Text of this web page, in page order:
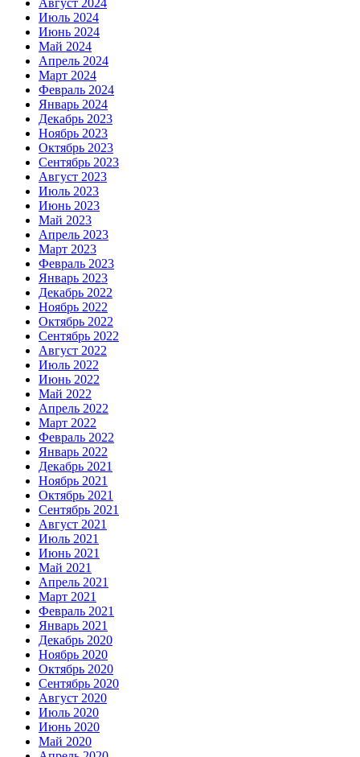
Июль 2024
Июнь 2024
Май 2024
Апрель 2024
Март 2024
Февраль 2024
Январь 2024
Декабрь 2023
Ноябрь 2023
Октябрь 2023
Сентябрь 2023
Август 2023
Июль 2023
Июнь 2023
Май 2023
Апрель 2023
Март 2023
Февраль 2023
Январь 2023
Декабрь 2022
Ноябрь 2022
Октябрь 2022
Сентябрь 2022
Август 2022
Июль 2022
Июнь 2022
Май 2022
Апрель 2022
Март 2022
Февраль 2022
Январь 2022
Декабрь 2021
Ноябрь 2021
Октябрь 2021
Сентябрь 2021
Август 2021
Июль 2021
Июнь 2021
Май 2021
Апрель 2021
Март 2021
Февраль 2021
Январь 2021
Декабрь 2020
Ноябрь 2020
Октябрь 2020
Сентябрь 2020
Август 2020
Июль 2020
Июнь 2020
Май 2020